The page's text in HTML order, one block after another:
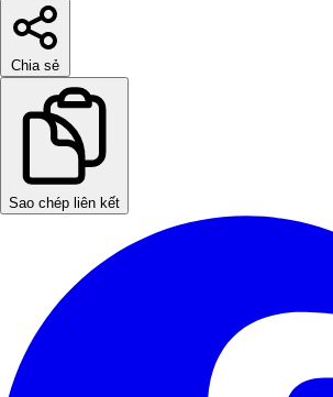
Chia sẻ
Sao chép liên kết